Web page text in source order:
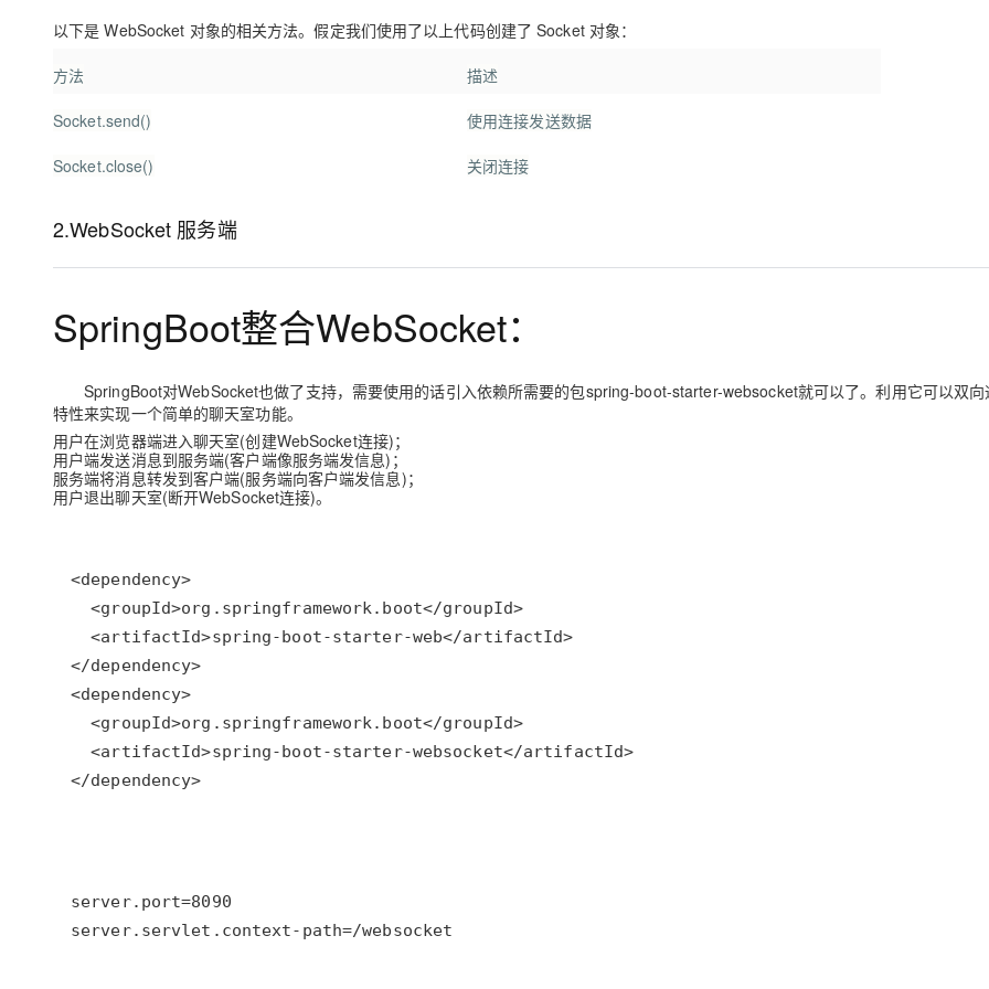
以下是 WebSocket 对象的相关方法。假定我们使用了以上代码创建了 Socket 对象：
方法 描述
Socket.send() 使用连接发送数据
Socket.close() 关闭连接
2.WebSocket 服务端
SpringBoot整合WebSocket：
SpringBoot对WebSocket也做了支持，需要使用的话引入依赖所需要的包spring-boot-starter-websocket就可以了。利用它可以双向
特性来实现一个简单的聊天室功能。
用户在浏览器端进入聊天室(创建WebSocket连接)；
用户端发送消息到服务端(客户端像服务端发信息)；
服务端将消息转发到客户端(服务端向客户端发信息)；
用户退出聊天室(断开WebSocket连接)。
</dependency>
server.servlet.context-path=/websocket